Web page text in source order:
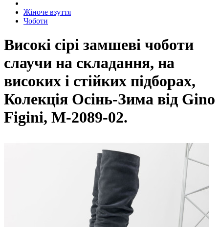
Жіноче взуття
Чоботи
Високі сірі замшеві чоботи
слаучи на складання, на
високих і стійких підборах,
Колекція Осінь-Зима від Gino
Figini, М-2089-02.